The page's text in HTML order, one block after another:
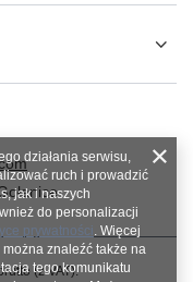
(z VAT).
działania serwisu,
ruch i prowadzić
jak i naszych
do personalizacji
prywatności. Więcej
znaleźć także na
tego komunikatu